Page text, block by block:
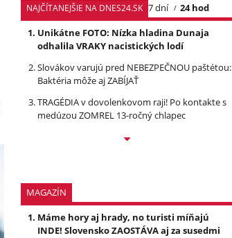
NAJČÍTANEJŠIE NA DNES24.SK 7 dní
24 hod
Unikátne FOTO: Nízka hladina Dunaja
odhalila VRAKY nacistických lodí
Slovákov varujú pred NEBEZPEČNOU paštétou:
Baktéria môže aj ZABÍJAŤ
TRAGÉDIA v dovolenkovom raji! Po kontakte s
medúzou ZOMREL 13-ročný chlapec
MAGAZÍN
Máme hory aj hrady, no turisti míňajú
INDE! Slovensko ZAOSTÁVA aj za susedmi